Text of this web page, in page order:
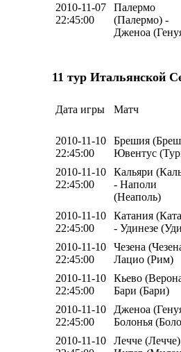
2010-11-07
22:45:00
Палермо
(Палермо) -
Дженоа
11 тур Итальянской
Дата игры Матч
2010-11-10
22:45:00
Брешия
Ювентус
2010-11-10
22:45:00
Кальяри
- Наполи
(Неаполь)
2010-11-10
22:45:00
Катания
- Удинезе
2010-11-10
22:45:00
Чезена
Лацио (Рим)
2010-11-10
22:45:00
Кьево
Бари (Бари)
2010-11-10
22:45:00
Дженоа
Болонья
2010-11-10
Лечче